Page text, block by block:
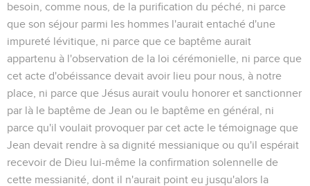
besoin, comme nous, de la purification du péché, ni parce
que son séjour parmi les hommes l'aurait entaché d'une
impureté lévitique, ni parce que ce baptême aurait
appartenu à l'observation de la loi cérémonielle, ni parce que
cet acte d'obéissance devait avoir lieu pour nous, à notre
place, ni parce que Jésus aurait voulu honorer et sanctionner
par là le baptême de Jean ou le baptême en général, ni
parce qu'il voulait provoquer par cet acte le témoignage que
Jean devait rendre à sa dignité messianique ou qu'il espérait
recevoir de Dieu lui-même la confirmation solennelle de
cette messianité, dont il n'aurait point eu jusqu'alors la